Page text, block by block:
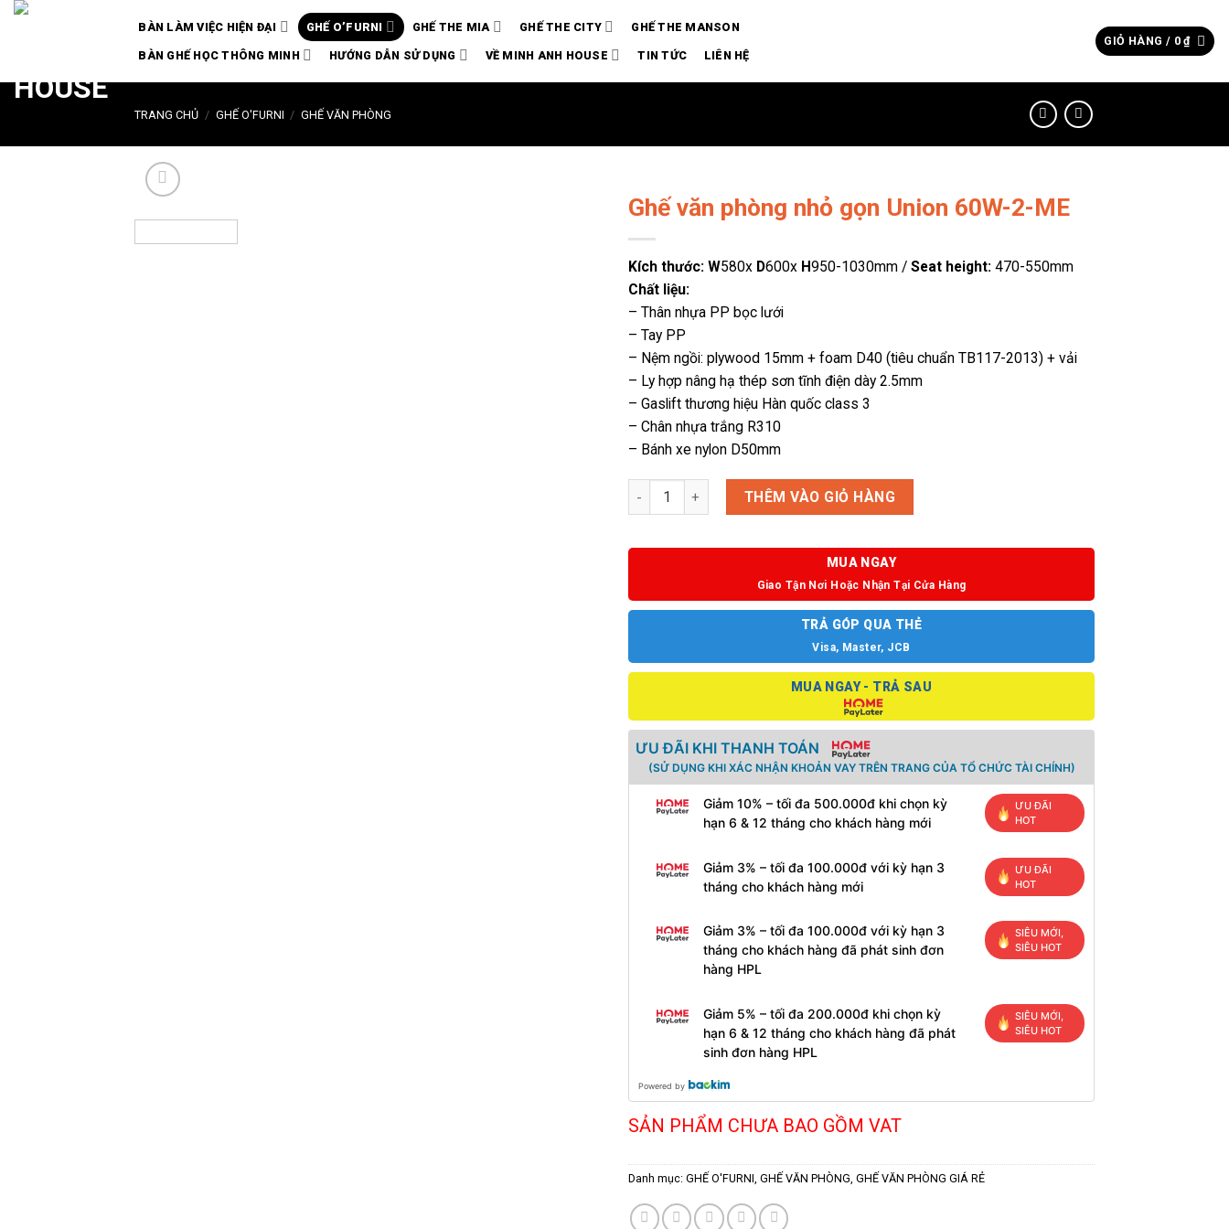
Chuyển
dung
BÀN LÀM VIỆC HIỆN ĐẠI GHẾ O’FURNI GHẾ THE MIA GHẾ THE CITY GHẾ THE MANSON
BÀN GHẾ HỌC THÔNG MINH HƯỚNG DẪN SỬ DỤNG VỀ MINH ANH HOUSE TIN TỨC LIÊN HỆ
GIỎ HÀNG / 0₫
TRANG CHỦ / GHẾ O'FURNI / GHẾ VĂN PHÒNG
Ghế văn phòng nhỏ gọn Union 60W-2-ME
Kích thước: W580x D600x H950-1030mm / Seat height: 470-550mm
Chất liệu:
– Thân nhựa PP bọc lưới
– Tay PP
– Nệm ngồi: plywood 15mm + foam D40 (tiêu chuẩn TB117-2013) + vải
– Ly hợp nâng hạ thép sơn tĩnh điện dày 2.5mm
– Gaslift thương hiệu Hàn quốc class 3
– Chân nhựa trắng R310
– Bánh xe nylon D50mm
Ghế văn phòng nhỏ gọn Union 60W-2-ME số lượng
THÊM VÀO GIỎ HÀNG
MUA NGAY
Giao Tận Nơi Hoặc Nhận Tại Cửa Hàng
TRẢ GÓP QUA THẺ
Visa, Master, JCB
MUA NGAY - TRẢ SAU
ƯU ĐÃI KHI THANH TOÁN
(SỬ DỤNG KHI XÁC NHẬN KHOẢN VAY TRÊN TRANG CỦA TỔ CHỨC TÀI CHÍNH)
Giảm 10% – tối đa 500.000đ khi chọn kỳ
hạn 6 & 12 tháng cho khách hàng mới
ƯU ĐÃI
HOT
Giảm 3% – tối đa 100.000đ với kỳ hạn 3
tháng cho khách hàng mới
ƯU ĐÃI
HOT
Giảm 3% – tối đa 100.000đ với kỳ hạn 3
tháng cho khách hàng đã phát sinh đơn
hàng HPL
SIÊU MỚI,
SIÊU HOT
Giảm 5% – tối đa 200.000đ khi chọn kỳ
hạn 6 & 12 tháng cho khách hàng đã phát
sinh đơn hàng HPL
SIÊU MỚI,
SIÊU HOT
Powered by
SẢN PHẨM CHƯA BAO GỒM VAT
Danh mục: GHẾ O'FURNI GHẾ VĂN PHÒNG GHẾ VĂN PHÒNG GIÁ RẺ